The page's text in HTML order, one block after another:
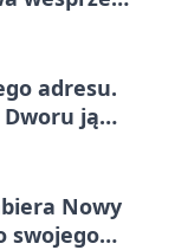
adresu.
ją
Nowy
swojego